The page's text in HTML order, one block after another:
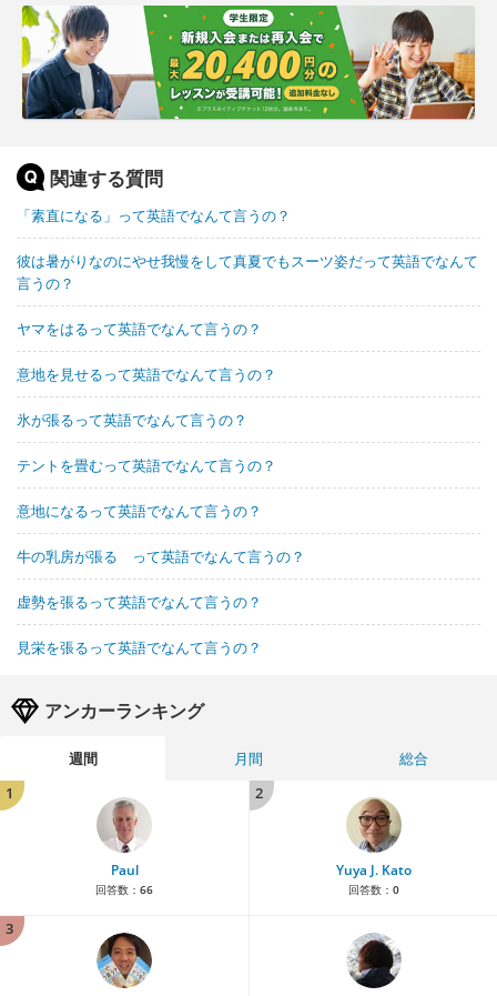
関連する質問
「素直になる」って英語でなんて言うの？
彼は暑がりなのにやせ我慢をして真夏でもスーツ姿だって英語でなんて
言うの？
ヤマをはるって英語でなんて言うの？
意地を見せるって英語でなんて言うの？
氷が張るって英語でなんて言うの？
テントを畳むって英語でなんて言うの？
意地になるって英語でなんて言うの？
牛の乳房が張る って英語でなんて言うの？
虚勢を張るって英語でなんて言うの？
見栄を張るって英語でなんて言うの？
アンカーランキング
週間 月間
総合
1
Paul
回答数： 66
2
Yuya J. Kato
回答数： 0
3